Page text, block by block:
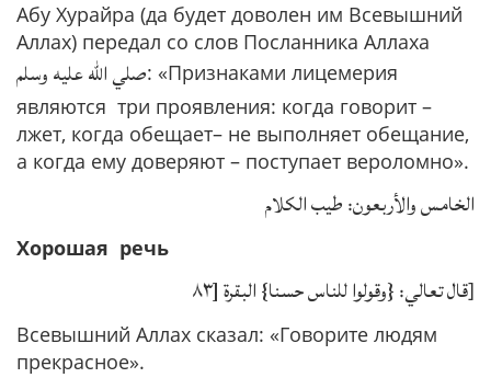
Абу Хурайра (да будет доволен им Всевышний
Аллах) передал со слов Посланника Аллаха
صلي الله عليه وسلم: «Признаками лицемерия
являются три проявления: когда говорит –
лжет, когда обещает– не выполняет обещание,
а когда ему доверяют – поступает вероломно».
الخامس والأربعون: طيب الكلام
Хорошая речь
قال تعالي: {وقولوا للناس حسنا} البقرة [٨٣]
Всевышний Аллах сказал: «Говорите людям
прекрасное».